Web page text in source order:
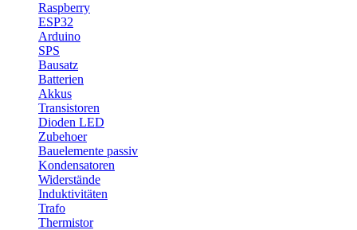
Raspberry
ESP32
Arduino
SPS
Bausatz
Batterien
Akkus
Transistoren
Dioden LED
Zubehoer
Bauelemente passiv
Kondensatoren
Widerstände
Induktivitäten
Trafo
Thermistor